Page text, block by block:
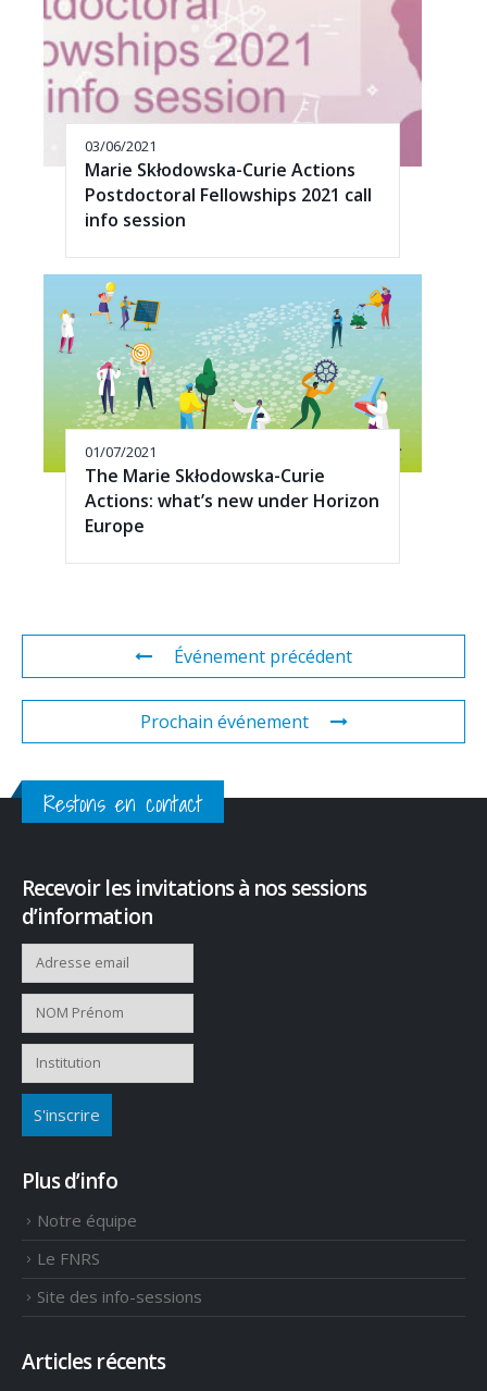
03/06/2021
Marie Skłodowska-Curie Actions
Postdoctoral Fellowships 2021 call
info session
01/07/2021
The Marie Skłodowska-Curie
Actions: what’s new under Horizon
Europe
Événement précédent
Prochain événement
Restons en contact
Recevoir les invitations à nos sessions
d’information
Plus d’info
Notre équipe
Le FNRS
Site des info-sessions
Articles récents